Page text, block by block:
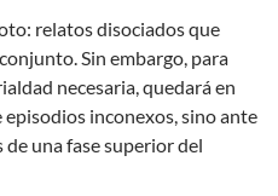
relatos disociados que
Sin embargo, para
necesaria, quedará en
inconexos, sino ante
una fase superior del